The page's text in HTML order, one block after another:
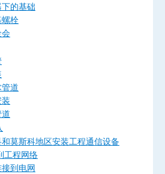
的基础
栓
道
莫斯科地区安装工程通信设备
工程网络
到电网